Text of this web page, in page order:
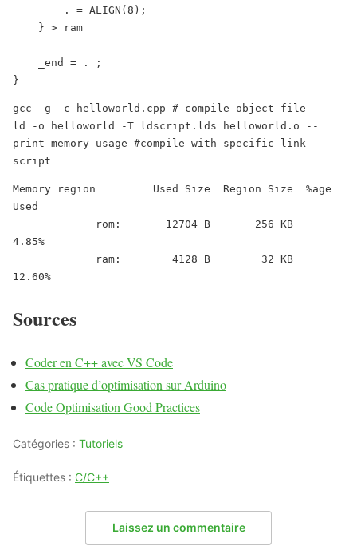
        . = ALIGN(8);
    } > ram
    _end = . ;
}
gcc -g -c helloworld.cpp # compile object file
ld -o helloworld -T ldscript.lds helloworld.o --
print-memory-usage #compile with specific link
script
Memory region         Used Size  Region Size  %age
Used
4.85%
12.60%
Sources
Coder en C++ avec VS Code
Cas pratique d’optimisation sur Arduino
Code Optimisation Good Practices
Catégories : Tutoriels
Étiquettes : C/C++
Laissez un commentaire